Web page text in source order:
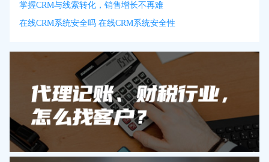
掌握CRM与线索转化，销售增长不再难
在线CRM系统安全吗 在线CRM系统安全性